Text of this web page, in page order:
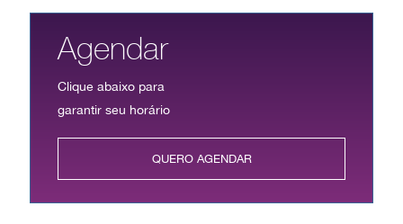
Agendar
Clique abaixo para
garantir seu horário
QUERO AGENDAR